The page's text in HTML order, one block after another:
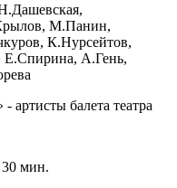
М.Панин,
К.Нурсейтов,
Е.Спирина, А.Гень,
артисты балета театра
30 мин.